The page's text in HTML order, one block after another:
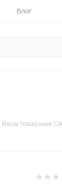
Блог
Весы товарные